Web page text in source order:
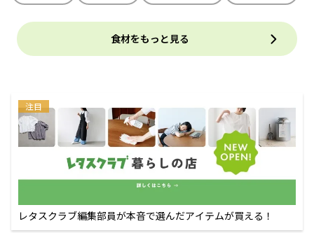
食材をもっと見る
注目
レタスクラブ編集部員が本音で選んだアイテムが買える！